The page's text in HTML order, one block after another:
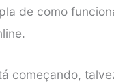
de como
começando,